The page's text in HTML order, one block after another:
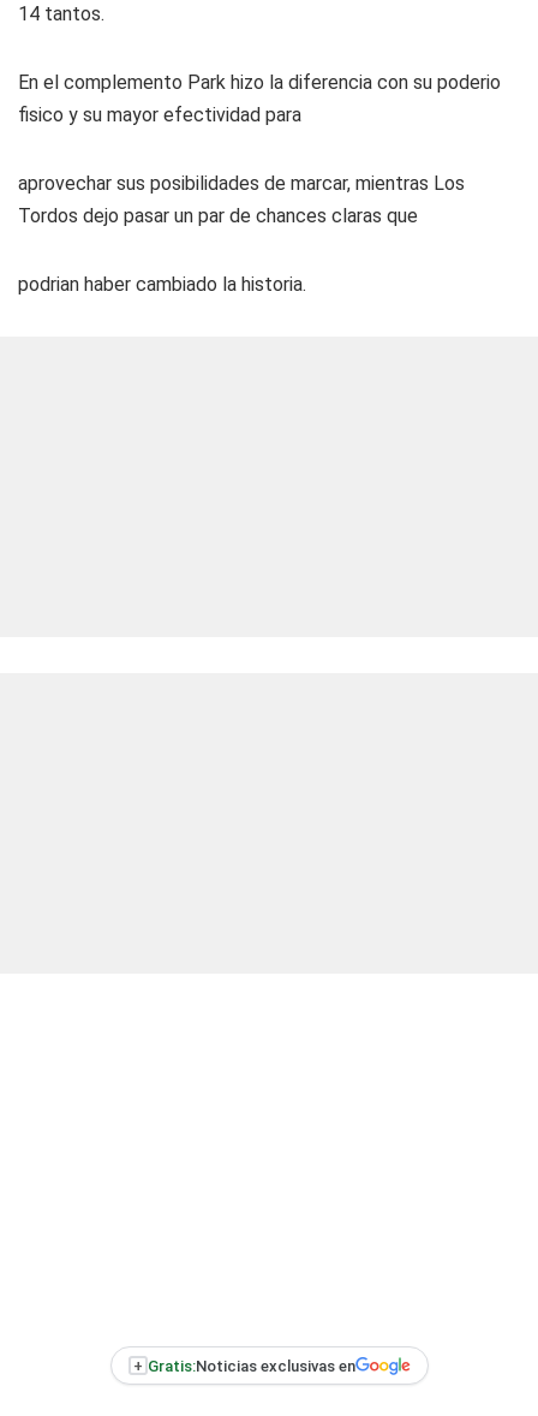
14 tantos.
En el complemento Park hizo la diferencia con su poderio
fisico y su mayor efectividad para
aprovechar sus posibilidades de marcar, mientras Los
Tordos dejo pasar un par de chances claras que
podrian haber cambiado la historia.
+ Gratis:Noticias exclusivas en